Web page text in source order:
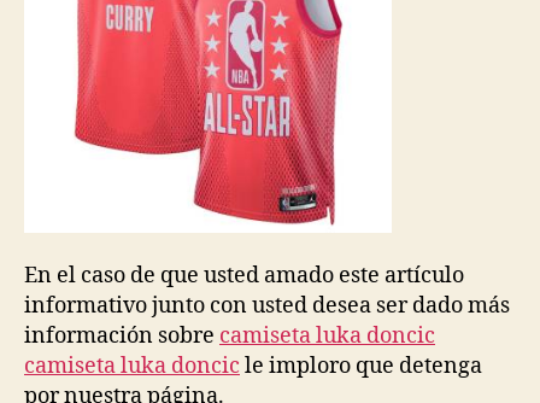
En el caso de que usted amado este artículo
informativo junto con usted desea ser dado más
información sobre camiseta luka doncic
camiseta luka doncic le imploro que detenga
por nuestra página.